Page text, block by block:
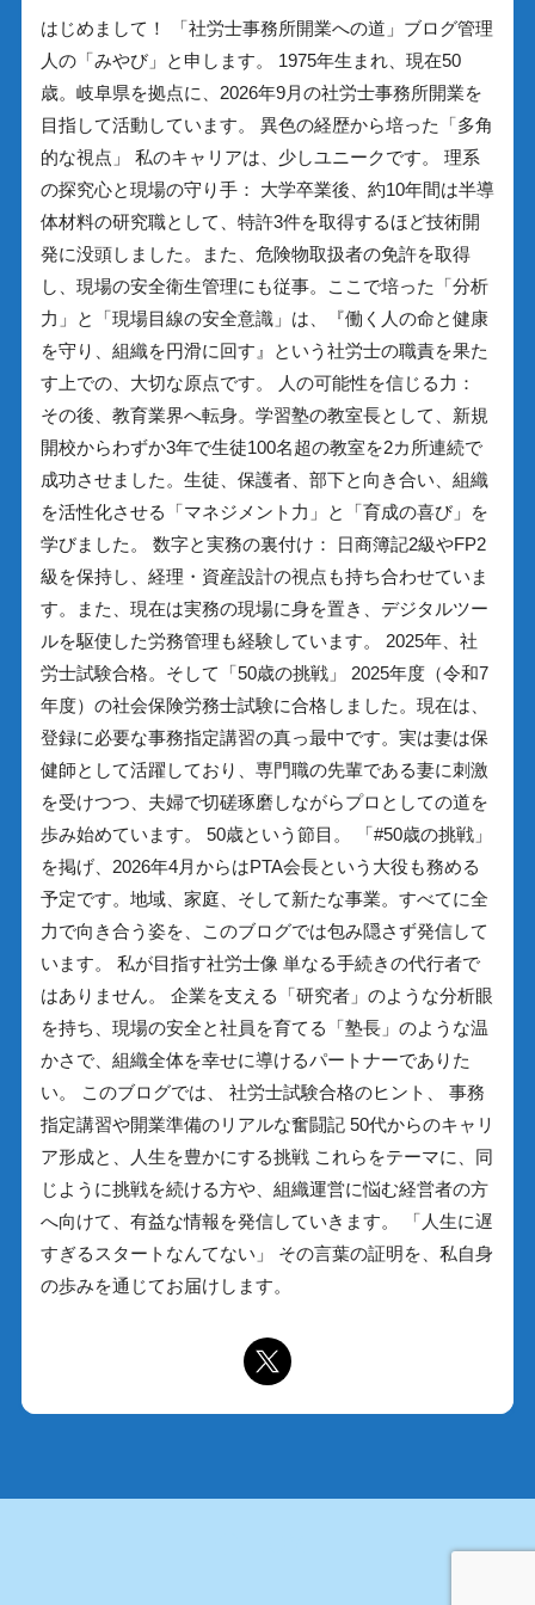
はじめまして！ 「社労士事務所開業への道」ブログ管理
人の「みやび」と申します。 1975年生まれ、現在50
歳。岐阜県を拠点に、2026年9月の社労士事務所開業を
目指して活動しています。 異色の経歴から培った「多角
的な視点」 私のキャリアは、少しユニークです。 理系
の探究心と現場の守り手： 大学卒業後、約10年間は半導
体材料の研究職として、特許3件を取得するほど技術開
発に没頭しました。また、危険物取扱者の免許を取得
し、現場の安全衛生管理にも従事。ここで培った「分析
力」と「現場目線の安全意識」は、『働く人の命と健康
を守り、組織を円滑に回す』という社労士の職責を果た
す上での、大切な原点です。 人の可能性を信じる力：
その後、教育業界へ転身。学習塾の教室長として、新規
開校からわずか3年で生徒100名超の教室を2カ所連続で
成功させました。生徒、保護者、部下と向き合い、組織
を活性化させる「マネジメント力」と「育成の喜び」を
学びました。 数字と実務の裏付け： 日商簿記2級やFP2
級を保持し、経理・資産設計の視点も持ち合わせていま
す。また、現在は実務の現場に身を置き、デジタルツー
ルを駆使した労務管理も経験しています。 2025年、社
労士試験合格。そして「50歳の挑戦」 2025年度（令和7
年度）の社会保険労務士試験に合格しました。現在は、
登録に必要な事務指定講習の真っ最中です。実は妻は保
健師として活躍しており、専門職の先輩である妻に刺激
を受けつつ、夫婦で切磋琢磨しながらプロとしての道を
歩み始めています。 50歳という節目。 「#50歳の挑戦」
を掲げ、2026年4月からはPTA会長という大役も務める
予定です。地域、家庭、そして新たな事業。すべてに全
力で向き合う姿を、このブログでは包み隠さず発信して
います。 私が目指す社労士像 単なる手続きの代行者で
はありません。 企業を支える「研究者」のような分析眼
を持ち、現場の安全と社員を育てる「塾長」のような温
かさで、組織全体を幸せに導けるパートナーでありた
い。 このブログでは、 社労士試験合格のヒント、 事務
指定講習や開業準備のリアルな奮闘記 50代からのキャリ
ア形成と、人生を豊かにする挑戦 これらをテーマに、同
じように挑戦を続ける方や、組織運営に悩む経営者の方
へ向けて、有益な情報を発信していきます。 「人生に遅
すぎるスタートなんてない」 その言葉の証明を、私自身
の歩みを通じてお届けします。